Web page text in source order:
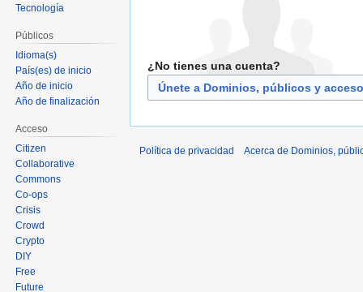
¿No tienes una cuenta?
Únete a Dominios, públicos y acceso
Tecnología
Públicos
Idioma(s)
País(es) de inicio
Año de inicio
Año de finalización
Acceso
Citizen
Collaborative
Commons
Co-ops
Crisis
Crowd
Crypto
DIY
Free
Future
Política de privacidad Acerca de Dominios,